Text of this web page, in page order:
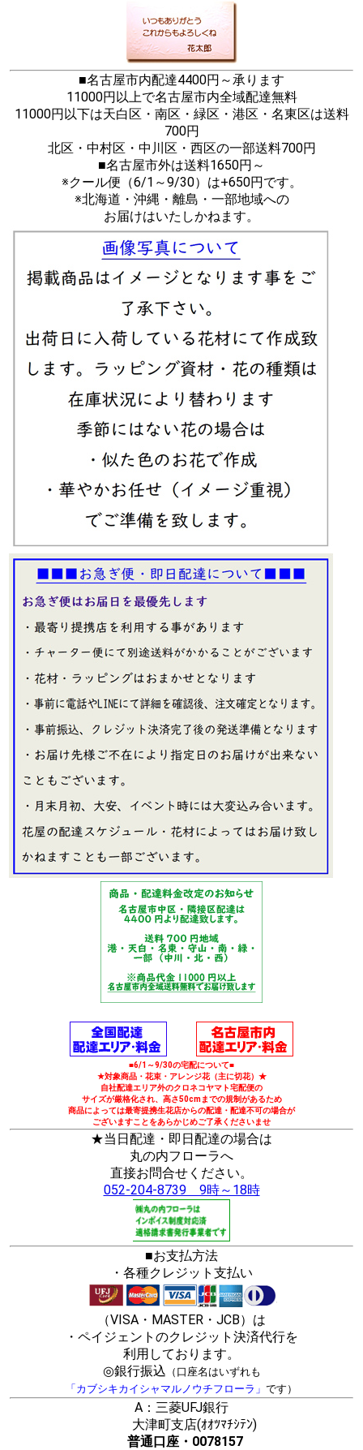
■名古屋市内配達4400円～承ります
11000円以上で名古屋市内全域配達無料
11000円以下は天白区・南区・緑区・港区・名東区は送料
700円
北区・中村区・中川区・西区の一部送料700円
■名古屋市外は送料1650円～
※クール便（6/1～9/30）は+650円です。
※北海道・沖縄・離島・一部地域への
お届けはいたしかねます。
■6/1～9/30の宅配について■
★対象商品・花束・アレンジ花（主に切花）★
自社配達エリア外のクロネコヤマト宅配便の
サイズが厳格化され、高さ50cmまでの規制があるため
商品によっては最寄提携生花店からの配達・配達不可の場合が
ございますことをあらかじめご了承くださいませ
★当日配達・即日配達の場合は
丸の内フローラへ
直接お問合せください。
052-204-8739 9時～18時
■お支払方法
・各種クレジット支払い
（VISA・MASTER・JCB）は
・ペイジェントのクレジット決済代行を
利用しております。
◎銀行振込 （口座名はいずれも
「カブシキカイシャマルノウチフローラ」 です）
A：三菱UFJ銀行
大津町支店(ｵｵﾂﾏﾁｼﾃﾝ)
普通口座・0078157